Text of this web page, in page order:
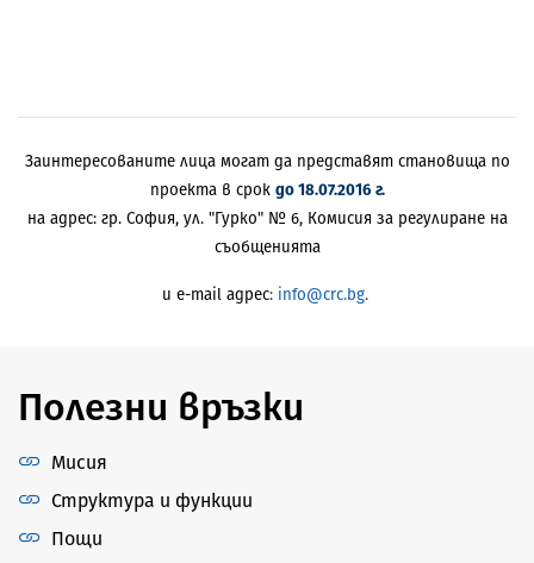
Заинтересованите лица могат да представят становища по
проекта в срок до 18.07.2016 г.
на адрес: гр. София, ул. "Гурко" № 6, Комисия за регулиране на
съобщенията
и e-mail адрес: info@crc.bg.
Полезни връзки
Мисия
Структура и функции
Пощи